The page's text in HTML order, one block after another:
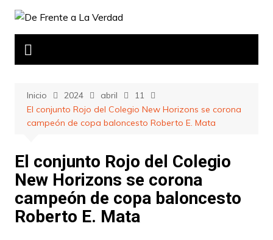
Saltar
contenido
Inicio 2024 abril
11
El conjunto Rojo del Colegio New Horizons se corona
campeón de copa baloncesto Roberto E. Mata
El conjunto Rojo del Colegio
New Horizons se corona
campeón de copa baloncesto
Roberto E. Mata